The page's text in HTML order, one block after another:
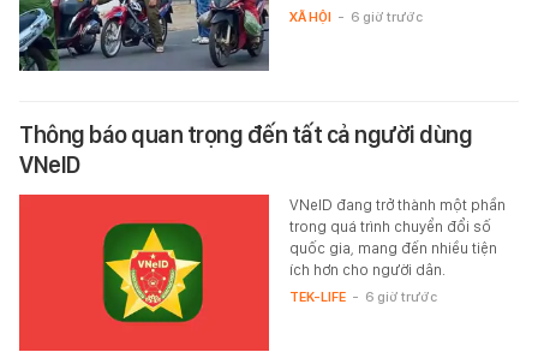
XÃ HỘI - 6 giờ trước
Thông báo quan trọng đến tất cả người dùng
VNeID
VNeID đang trở thành một phần
trong quá trình chuyển đổi số
quốc gia, mang đến nhiều tiện
ích hơn cho người dân.
TEK-LIFE - 6 giờ trước